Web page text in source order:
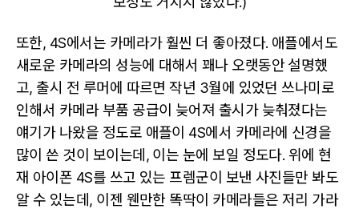
또한, 4S에서는 카메라가 훨씬 더 좋아졌다. 애플에서도
새로운 카메라의 성능에 대해서 꽤나 오랫동안 설명했
고, 출시 전 루머에 따르면 작년 3월에 있었던 쓰나미로
인해서 카메라 부품 공급이 늦어져 출시가 늦춰졌다는
얘기가 나왔을 정도로 애플이 4S에서 카메라에 신경을
많이 쓴 것이 보이는데, 이는 눈에 보일 정도다. 위에 현
재 아이폰 4S를 쓰고 있는 프렘군이 보낸 사진들만 봐도
알 수 있는데, 이젠 웬만한 똑딱이 카메라들은 저리 가라